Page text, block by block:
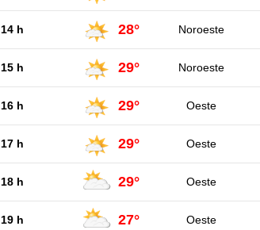
14 h 28° Noroeste
15 h 29° Noroeste
16 h 29° Oeste
17 h 29° Oeste
18 h 29° Oeste
19 h 27° Oeste